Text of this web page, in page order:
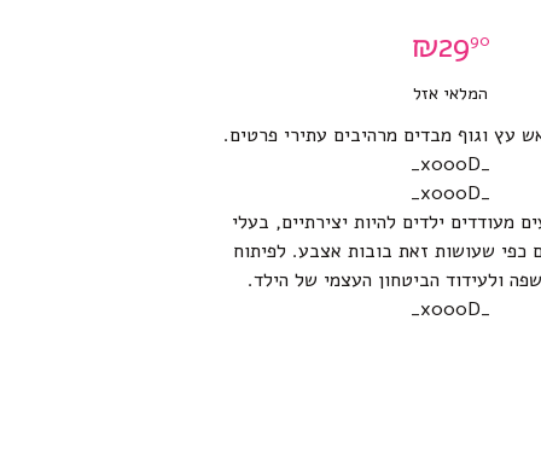
₪2990
המלאי אזל
עץ וגוף מבדים מרהיבים עתירי פרטים.
_x000D_
_x000D_
מעודדים ילדים להיות יצירתיים, בעלי
כפי שעושות זאת בובות אצבע. לפיתוח
ולעידוד הביטחון העצמי של הילד.
_x000D_